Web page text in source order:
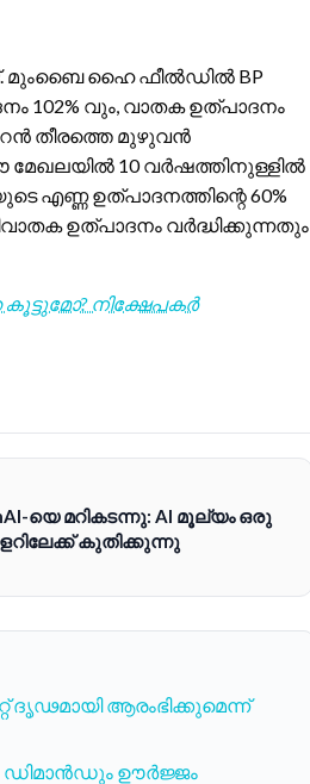
മുംബൈ ഹൈ ഫീൽഡിൽ BP
102% വും, വാതക ഉത്പാദനം
തീരത്തെ മുഴുവൻ
മേഖലയിൽ 10 വർഷത്തിനുള്ളിൽ
എണ്ണ ഉത്പാദനത്തിന്റെ 60%
ഉത്പാദനം വർദ്ധിക്കുന്നതും
നിക്ഷേപകർ
യെ മറികടന്നു: AI മൂല്യം ഒരു
കുതിക്കുന്നു
ദൃഢമായി ആരംഭിക്കുമെന്ന്
ഡിമാൻഡും ഊർജ്ജം